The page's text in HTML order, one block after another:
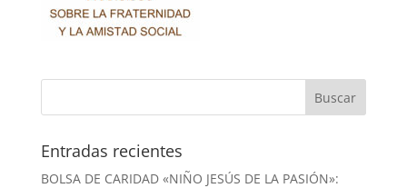
Entradas recientes
BOLSA DE CARIDAD «NIÑO JESÚS DE LA PASIÓN»: